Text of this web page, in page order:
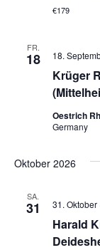
€179
FR.
18
Krüger
18.
Oestrich
Germany
Oktober 2026
SA.
31
Harald
31. Oktober